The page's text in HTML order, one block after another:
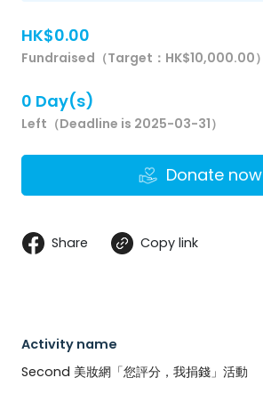
HK$0.00
Fundraised（Target：HK$10,000.00）
0 Day(s)
Left（Deadline is 2025-03-31）
Donate now
Share Copy link
Activity name
Second 美妝網「您評分，我捐錢」活動